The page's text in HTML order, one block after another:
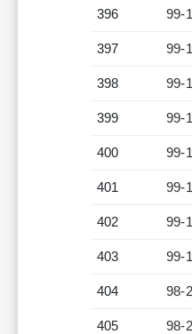
396 99-1
397 99-1
398 99-1
399 99-1
400 99-1
401 99-1
402 99-1
403 99-1
404 98-2
405 98-2